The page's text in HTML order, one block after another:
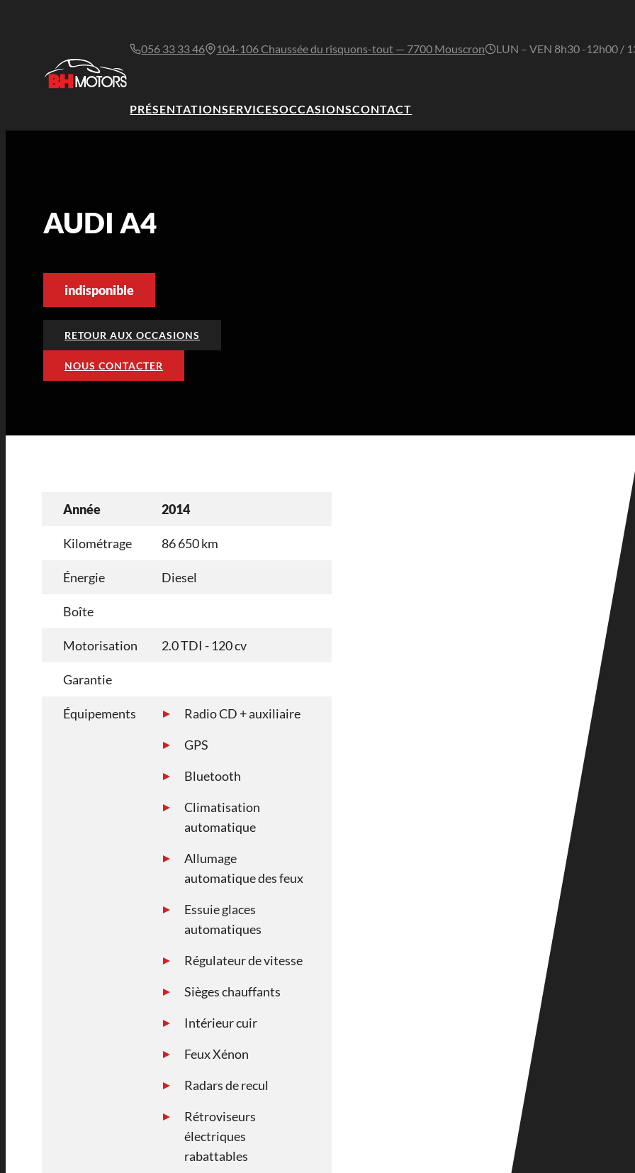
056 33 33 46 104-106 Chaussée du risquons-tout — 7700 Mouscron LUN – VEN 8h30 -12h00 /
PRÉSENTATIONSERVICESOCCASIONSCONTACT
AUDI A4
indisponible
RETOUR AUX OCCASIONS
NOUS CONTACTER
Année 2014
Kilométrage 86 650 km
Énergie Diesel
Boîte
Motorisation 2.0 TDI - 120 cv
Garantie
Équipements
Radio CD + auxiliaire
GPS
Bluetooth
Climatisation
automatique
Allumage
automatique des feux
Essuie glaces
automatiques
Régulateur de vitesse
Sièges chauffants
Intérieur cuir
Feux Xénon
Radars de recul
Rétroviseurs
électriques
rabattables